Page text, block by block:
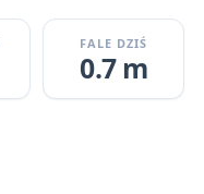
FALE DZIŚ
0.7 m